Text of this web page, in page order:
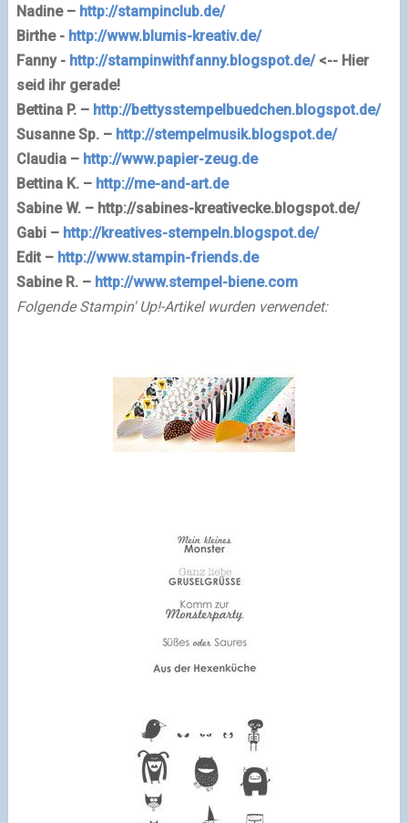
Nadine – http://stampinclub.de/
Birthe - http://www.blumis-kreativ.de/
Fanny - http://stampinwithfanny.blogspot.de/<-- Hier
seid ihr gerade!
Bettina P. – http://bettysstempelbuedchen.blogspot.de/
Susanne Sp. – http://stempelmusik.blogspot.de/
Claudia – http://www.papier-zeug.de
Bettina K. – http://me-and-art.de
Sabine W. – http://sabines-kreativecke.blogspot.de/
Gabi – http://kreatives-stempeln.blogspot.de/
Edit – http://www.stampin-friends.de
Sabine R. – http://www.stempel-biene.com
Folgende Stampin' Up!-Artikel wurden verwendet: